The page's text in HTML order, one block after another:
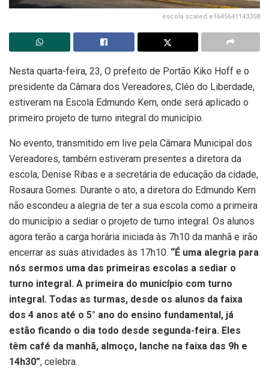
escola scaled e1645641143358
Nesta quarta-feira, 23, O prefeito de Portão Kiko Hoff e o
presidente da Câmara dos Vereadores, Cléo do Liberdade,
estiveram na Escola Edmundo Kern, onde será aplicado o
primeiro projeto de turno integral do município.
No evento, transmitido em live pela Câmara Municipal dos
Vereadores, também estiveram presentes a diretora da
escola, Denise Ribas e a secretária de educação da cidade,
Rosaura Gomes. Durante o ato, a diretora do Edmundo Kern
não escondeu a alegria de ter a sua escola como a primeira
do município a sediar o projeto de turno integral. Os alunos
agora terão a carga horária iniciada às 7h10 da manhã e irão
encerrar as suas atividades às 17h10. “É uma alegria para
nós sermos uma das primeiras escolas a sediar o
turno integral. A primeira do município com turno
integral. Todas as turmas, desde os alunos da faixa
dos 4 anos até o 5° ano do ensino fundamental, já
estão ficando o dia todo desde segunda-feira. Eles
têm café da manhã, almoço, lanche na faixa das 9h e
14h30”, celebra.